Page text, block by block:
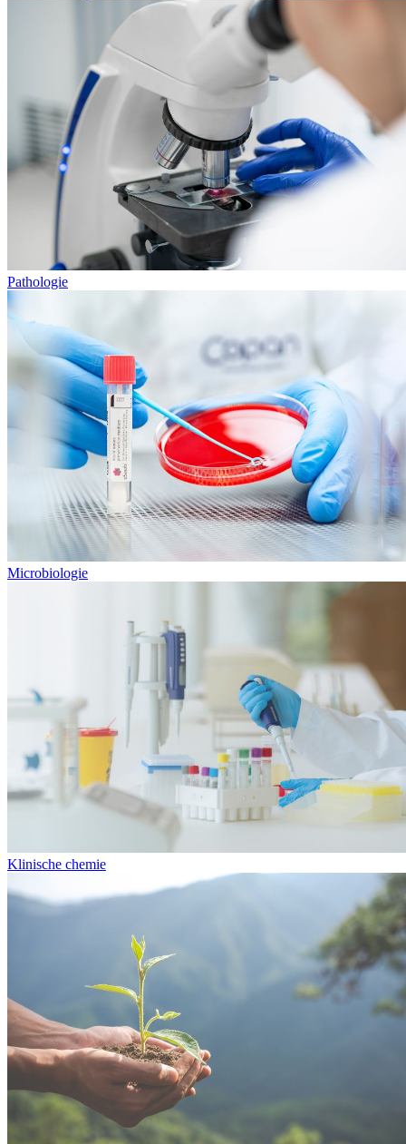
Pathologie
Microbiologie
Klinische chemie